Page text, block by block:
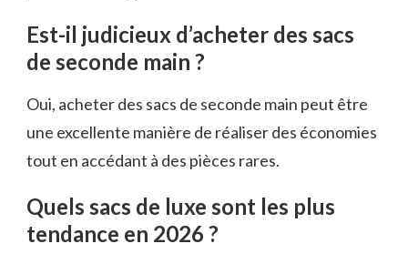
Est-il judicieux d’acheter des sacs
de seconde main ?
Oui, acheter des sacs de seconde main peut être
une excellente manière de réaliser des économies
tout en accédant à des pièces rares.
Quels sacs de luxe sont les plus
tendance en 2026 ?